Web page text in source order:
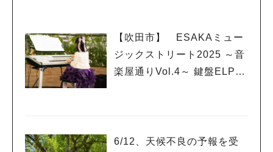
【吹田市】 ESAKAミュー
ジックストリート2025 ～音
楽屋通りVol.4～ 鍵盤ELPフ
6/12、天候不良の予報を受